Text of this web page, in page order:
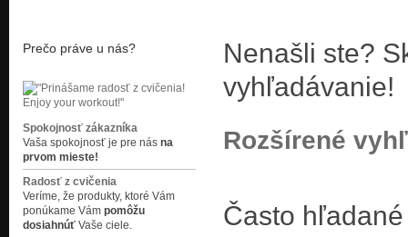
Nenašli ste?
vyhľadávanie!
Rozšírené
Často
Prečo práve u nás?
Spokojnosť zákazníka
Vaša spokojnosť je pre nás na
prvom mieste!
Radosť z cvičenia
Veríme, že produkty, ktoré Vám
ponúkame Vám pomôžu
dosiahnúť Vaše ciele.